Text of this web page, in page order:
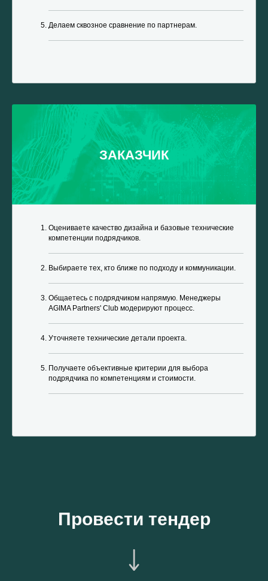
Делаем сквозное сравнение по партнерам.
ЗАКАЗЧИК
Оцениваете качество дизайна и базовые технические
компетенции подрядчиков.
Выбираете тех, кто ближе по подходу и коммуникации.
Общаетесь с подрядчиком напрямую. Менеджеры
AGIMA Partners' Club модерируют процесс.
Уточняете технические детали проекта.
Получаете объективные критерии для выбора
подрядчика по компетенциям и стоимости.
Провести тендер